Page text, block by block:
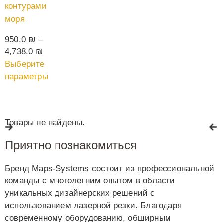
контурами
моря
950.0 ₪ –
4,738.0 ₪
Выберите
параметры
Товары не найдены.
Приятно познакомиться
Бренд Maps-Systems состоит из профессиональной
команды с многолетним опытом в области
уникальных дизайнерских решений с
использованием лазерной резки. Благодаря
современному оборудованию, обширным